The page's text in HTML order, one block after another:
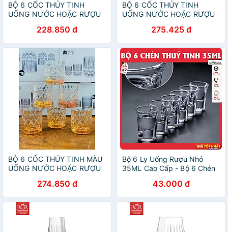
BỘ 6 CỐC THỦY TINH
UỐNG NƯỚC HOẶC RƯỢU
SANG TRỌNG228.850 đ
BỘ 6 CỐC THỦY TINH
UỐNG NƯỚC HOẶC RƯỢU
SANG TRỌNG275.425 đ
BỘ 6 CỐC THỦY TINH MÀU
UỐNG NƯỚC HOẶC RƯỢU
274.850 đ
Bộ 6 Ly Uống Rượu Nhỏ
35ML Cao Cấp - Bộ 6 Chén
Bóng - Cốc Uống Rượu Làm
Từ Thủy Tinh Cao Cấp, Độ
Tinh Khiết Cao, Siêu Trong
43.000 đ